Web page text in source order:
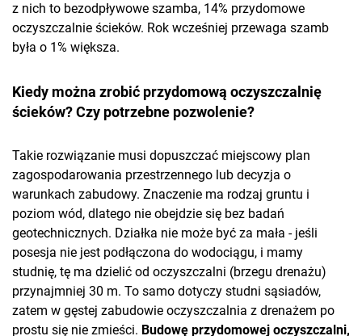
z nich to bezodpływowe szamba, 14% przydomowe
oczyszczalnie ścieków. Rok wcześniej przewaga szamb
była o 1% większa.
Kiedy można zrobić przydomową oczyszczalnię
ścieków? Czy potrzebne pozwolenie?
Takie rozwiązanie musi dopuszczać miejscowy plan
zagospodarowania przestrzennego lub decyzja o
warunkach zabudowy. Znaczenie ma rodzaj gruntu i
poziom wód, dlatego nie obejdzie się bez badań
geotechnicznych. Działka nie może być za mała - jeśli
posesja nie jest podłączona do wodociągu, i mamy
studnię, tę ma dzielić od oczyszczalni (brzegu drenażu)
przynajmniej 30 m. To samo dotyczy studni sąsiadów,
zatem w gęstej zabudowie oczyszczalnia z drenażem po
prostu się nie zmieści. Budowę przydomowej oczyszczalni,